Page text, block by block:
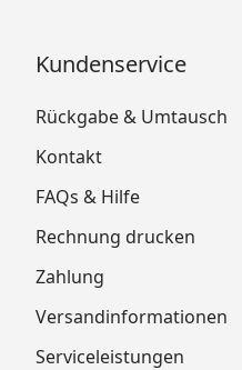
Kundenservice
Rückgabe & Umtausch
Kontakt
FAQs & Hilfe
Rechnung drucken
Zahlung
Versandinformationen
Serviceleistungen